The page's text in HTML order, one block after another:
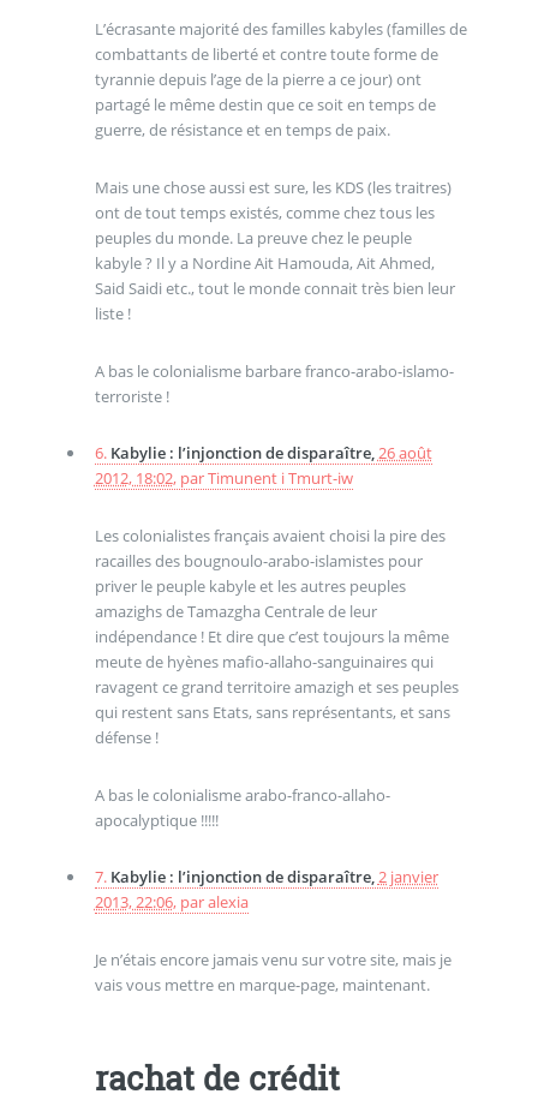
L’écrasante majorité des familles kabyles (familles de
combattants de liberté et contre toute forme de
tyrannie depuis l’age de la pierre a ce jour) ont
partagé le même destin que ce soit en temps de
guerre, de résistance et en temps de paix.
Mais une chose aussi est sure, les KDS (les traitres)
ont de tout temps existés, comme chez tous les
peuples du monde. La preuve chez le peuple
kabyle ? Il y a Nordine Ait Hamouda, Ait Ahmed,
Said Saidi etc., tout le monde connait très bien leur
liste !
A bas le colonialisme barbare franco-arabo-islamo-
terroriste !
6. Kabylie : l’injonction de disparaître,26 août
2012, 18:02, parTimunent i Tmurt-iw
Les colonialistes français avaient choisi la pire des
racailles des bougnoulo-arabo-islamistes pour
priver le peuple kabyle et les autres peuples
amazighs de Tamazgha Centrale de leur
indépendance ! Et dire que c’est toujours la même
meute de hyènes mafio-allaho-sanguinaires qui
ravagent ce grand territoire amazigh et ses peuples
qui restent sans Etats, sans représentants, et sans
défense !
A bas le colonialisme arabo-franco-allaho-
apocalyptique !!!!!
7. Kabylie : l’injonction de disparaître,2 janvier
2013, 22:06, paralexia
Je n’étais encore jamais venu sur votre site, mais je
vais vous mettre en marque-page, maintenant.
rachat de crédit